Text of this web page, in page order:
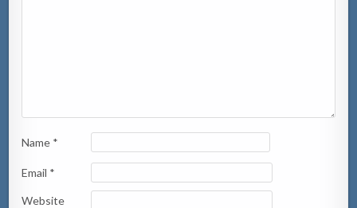
Name *
Email *
Website